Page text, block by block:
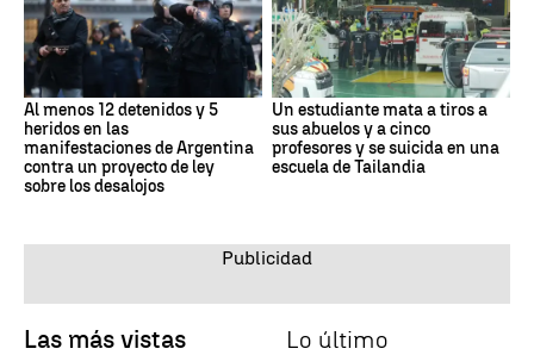
Al menos 12 detenidos y 5
heridos en las
manifestaciones de Argentina
contra un proyecto de ley
sobre los desalojos
Un estudiante mata a tiros a
sus abuelos y a cinco
profesores y se suicida en una
escuela de Tailandia
Las más vistas Lo último